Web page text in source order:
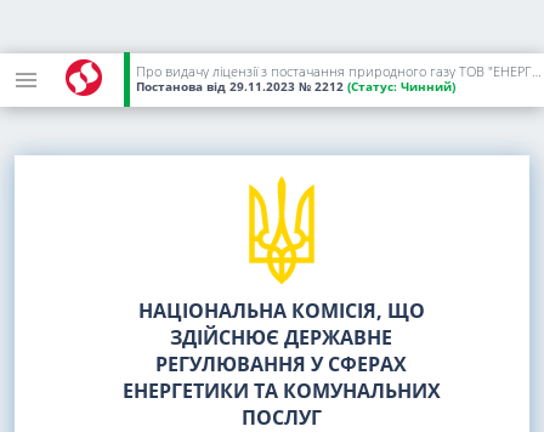
Про видачу ліцензії з постачання природного газу ТОВ "ЕНЕРГО ГРІД ТРЕЙД"
Постанова від 29.11.2023 № 2212 (Статус: Чинний)
НАЦІОНАЛЬНА КОМІСІЯ, ЩО
ЗДІЙСНЮЄ ДЕРЖАВНЕ
РЕГУЛЮВАННЯ У СФЕРАХ
ЕНЕРГЕТИКИ ТА КОМУНАЛЬНИХ
ПОСЛУГ